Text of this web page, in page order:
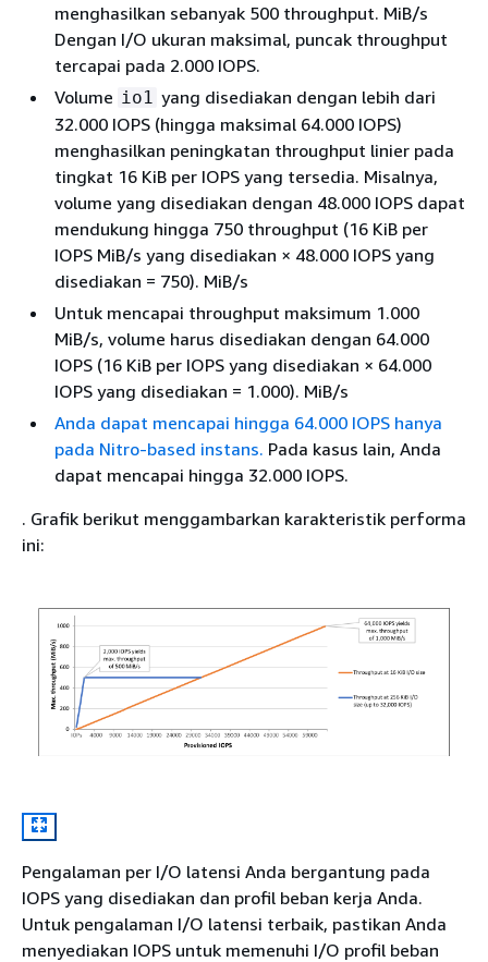
menghasilkan sebanyak 500 throughput. MiB/s
Dengan I/O ukuran maksimal, puncak throughput
tercapai pada 2.000 IOPS.
Volume io1 yang disediakan dengan lebih dari
32.000 IOPS (hingga maksimal 64.000 IOPS)
menghasilkan peningkatan throughput linier pada
tingkat 16 KiB per IOPS yang tersedia. Misalnya,
volume yang disediakan dengan 48.000 IOPS dapat
mendukung hingga 750 throughput (16 KiB per
IOPS MiB/s yang disediakan × 48.000 IOPS yang
disediakan = 750). MiB/s
Untuk mencapai throughput maksimum 1.000
MiB/s, volume harus disediakan dengan 64.000
IOPS (16 KiB per IOPS yang disediakan × 64.000
IOPS yang disediakan = 1.000). MiB/s
Anda dapat mencapai hingga 64.000 IOPS hanya
pada Nitro-based instans. Pada kasus lain, Anda
dapat mencapai hingga 32.000 IOPS.
. Grafik berikut menggambarkan karakteristik performa
ini:
Pengalaman per I/O latensi Anda bergantung pada
IOPS yang disediakan dan profil beban kerja Anda.
Untuk pengalaman I/O latensi terbaik, pastikan Anda
menyediakan IOPS untuk memenuhi I/O profil beban